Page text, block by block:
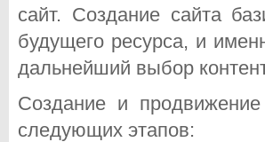
сайт. Создание сайта
будущего ресурса, и
дальнейший выбор
Создание и
следующих этапов: